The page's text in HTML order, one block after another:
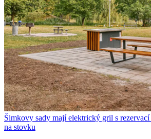
Šimkovy sady mají elektrický gril s
na stovku